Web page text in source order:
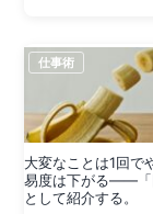
仕事術
大変なことは1回で
易度は下がる——「
として紹介する。